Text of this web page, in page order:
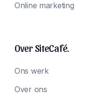
Online marketing
Over SiteCafé.
Ons werk
Over ons